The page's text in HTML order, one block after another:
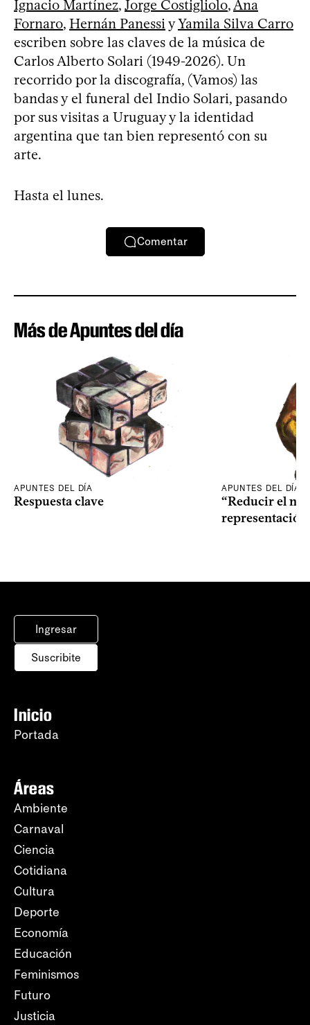
Ignacio Martínez, Jorge Costigliolo, Ana
Fornaro, Hernán Panessi yYamila Silva Carro
escriben sobre las claves de la música de
Carlos Alberto Solari (1949-2026). Un
recorrido por la discografía, (Vamos) las
bandas y el funeral del Indio Solari, pasando
por sus visitas a Uruguay y la identidad
argentina que tan bien representó con su
arte.
Hasta el lunes.
Comentar
Más de Apuntes del día
APUNTES DEL DÍA
Respuesta clave
APUNTES DEL DÍA
“Reducir el
Ingresar
Suscribite
Inicio
Portada
Áreas
Ambiente
Carnaval
Ciencia
Cotidiana
Cultura
Deporte
Economía
Educación
Feminismos
Futuro
Justicia